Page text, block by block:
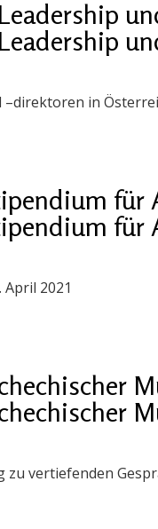
in
2021
vertiefenden